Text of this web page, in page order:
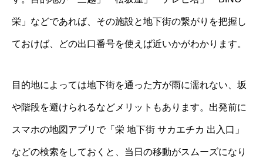
栄」などであれば、その施設と地下街の繋がりを把握し
ておけば、どの出口番号を使えば近いかがわかります。
目的地によっては地下街を通った方が雨に濡れない、坂
や階段を避けられるなどメリットもあります。出発前に
スマホの地図アプリで「栄 地下街 サカエチカ 出入口」
などの検索をしておくと、当日の移動がスムーズになり